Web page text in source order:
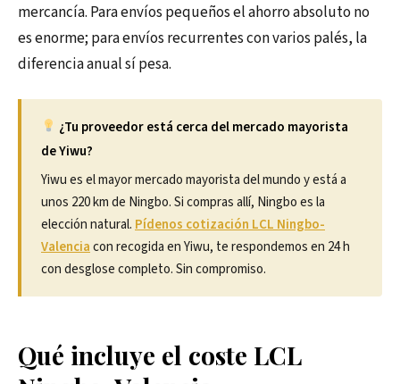
mercancía. Para envíos pequeños el ahorro absoluto no
es enorme; para envíos recurrentes con varios palés, la
diferencia anual sí pesa.
¿Tu proveedor está cerca del mercado mayorista
de Yiwu?
Yiwu es el mayor mercado mayorista del mundo y está a
unos 220 km de Ningbo. Si compras allí, Ningbo es la
elección natural. Pídenos cotización LCL Ningbo-
Valenciacon recogida en Yiwu, te respondemos en 24 h
con desglose completo. Sin compromiso.
Qué incluye el coste LCL